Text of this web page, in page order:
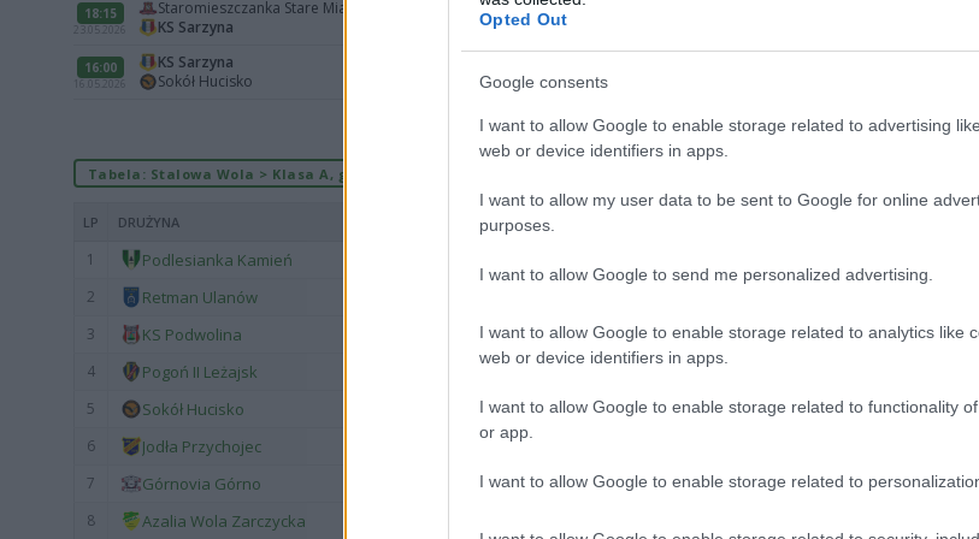
Opted Out
Google consents
I want to allow Google to enable storage related to advertising
web or device identifiers in apps.
I want to allow my user data to be sent to Google for online
purposes.
I want to allow Google to send me personalized advertising.
I want to allow Google to enable storage related to analytics like
web or device identifiers in apps.
I want to allow Google to enable storage related to functionality
or app.
I want to allow Google to enable storage related to
18:15
23.05.2026
Staromieszczanka Stare Miasto
KS Sarzyna
16:00
16.05.2026
KS Sarzyna
Sokół Hucisko
ZOBACZ WIĘCEJ (21)
Tabela: Stalowa Wola > Klasa A, gr. II (sezon 2025/2026)
LP DRUŻYNA
1 Podlesianka Kamień
2 Retman Ulanów
3 KS Podwolina 26 48 15
4 Pogoń II Leżajsk
5 Sokół Hucisko 26 38 11
6 Jodła Przychojec
7 Górnovia Górno 26 34 10
8 Azalia Wola Zarczycka